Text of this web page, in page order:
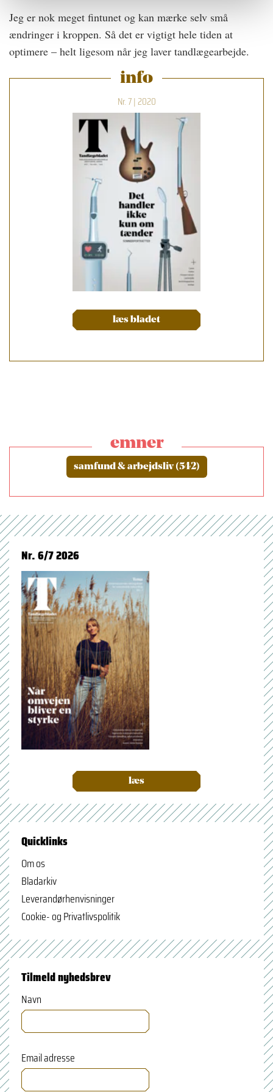
Jeg er nok meget fintunet og kan mærke selv små
ændringer i kroppen. Så det er vigtigt hele tiden at
optimere – helt ligesom når jeg laver tandlægearbejde.
info
Nr. 7 | 2020
læs bladet
emner
samfund & arbejdsliv (542)
Nr. 6/7 2026
læs
Quicklinks
Om os
Bladarkiv
Leverandørhenvisninger
Cookie- og Privatlivspolitik
Tilmeld nyhedsbrev
Navn
Email adresse